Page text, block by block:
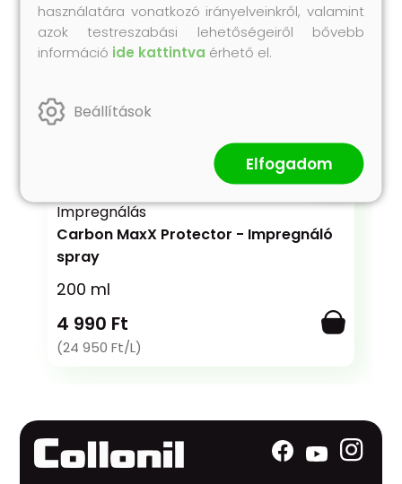
Impregnálás
Carbon MaxX Protector - Impregnáló
spray
200 ml
4 990 Ft
(24 950 Ft/L)
használatára vonatkozó irányelveinkről, valamint
azok testreszabási lehetőségeiről bővebb
információ ide kattintva érhető el.
Beállítások
Elfogadom